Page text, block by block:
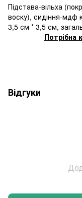
Підстава-вільха
воску), сидіння-мдф
3,5 см * 3,5 см,
Потрібна
Відгуки